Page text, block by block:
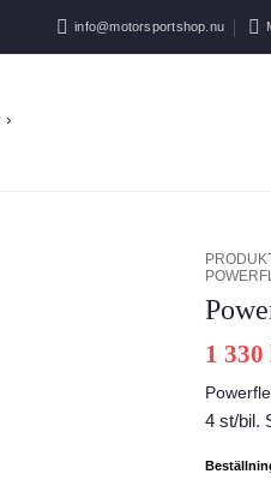
info@motorsportshop.nu
1 330
4 st/bil.